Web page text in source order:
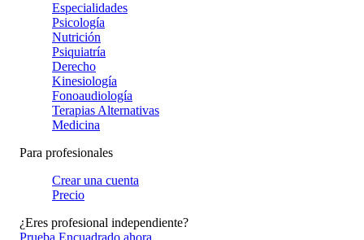
Especialidades
Psicología
Nutrición
Psiquiatría
Derecho
Kinesiología
Fonoaudiología
Terapias Alternativas
Medicina
Para profesionales
Crear una cuenta
Precio
¿Eres profesional independiente?